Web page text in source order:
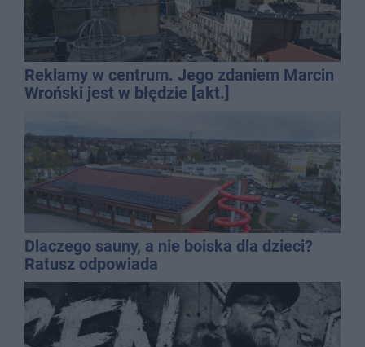
Reklamy w centrum. Jego zdaniem Marcin
Wroński jest w błędzie [akt.]
Dlaczego sauny, a nie boiska dla dzieci?
Ratusz odpowiada